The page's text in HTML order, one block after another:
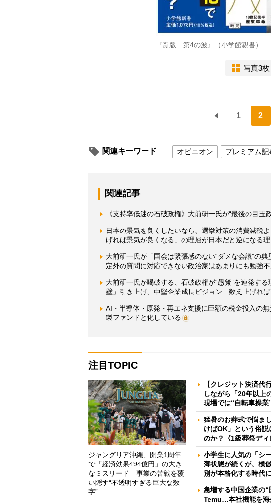
『新版 第4の波』（小学館親書）
写真3枚
1 2
関連キーワード オピニオン プレミアム記
関連記事
《支持率低迷の石破政権》大前研一氏が“最後の目
日本の景気を良くしたいなら、選挙対策の消費減税
げれば景気が良くなる」の理屈が日本だと逆になる
大前研一氏が「国会は緊張感のない“ダメな会議”の
定外の質問に対応できない政治家はあまりにも勉強不
大前研一氏が喝破する、石破政権が“愚策”を連発す
壁」引き上げ、中堅企業成長ビジョン…数え上げれ
AI・半導体・原発・再エネ支援に巨額の税金投入の
製ファンドと化している
注目TOPIC
ジャングリア沖縄、開業1周年
で「経済効果494億円」の大き
なミスリード 事業の苦戦を覆
い隠す“不透明すぎる巨大な数
字”
【クレジット決済代
しながら「20年以
現場では“自転車操
猛暑のお葬式で悩ま
けばOK」という俗
のか？《1級葬祭ディ
小学生に人気の「シ
薄状態が続くが、模
別が本格化する時代に
急増する中国企業の
Temu…本社機能を海